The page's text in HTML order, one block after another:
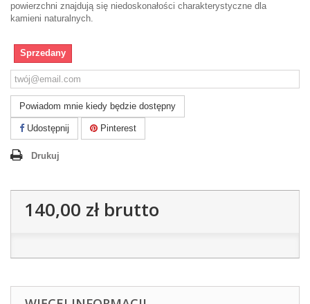
powierzchni znajdują się niedoskonałości charakterystyczne dla
kamieni naturalnych.
Sprzedany
Powiadom mnie kiedy będzie dostępny
Udostępnij Pinterest
Drukuj
140,00 złbrutto